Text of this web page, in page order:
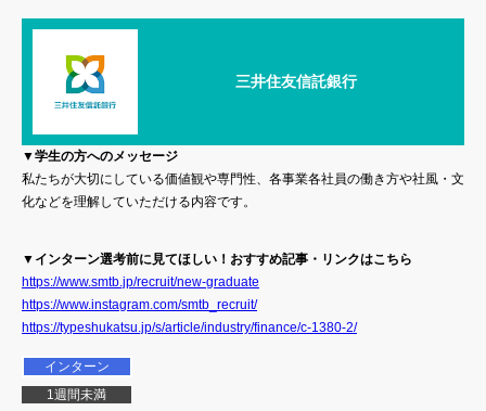
三井住友信託銀行
▼学生の方へのメッセージ
私たちが大切にしている価値観や専門性、各事業各社員の働き方や社風・文
化などを理解していただける内容です。
▼インターン選考前に見てほしい！おすすめ記事・リンクはこちら
https://www.smtb.jp/recruit/new-graduate
https://www.instagram.com/smtb_recruit/
https://typeshukatsu.jp/s/article/industry/finance/c-1380-2/
インターン
1週間未満